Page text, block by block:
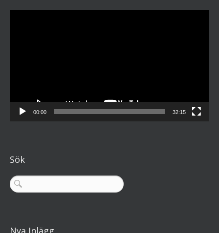
00:00 32:15
Sök
Nya Inlägg